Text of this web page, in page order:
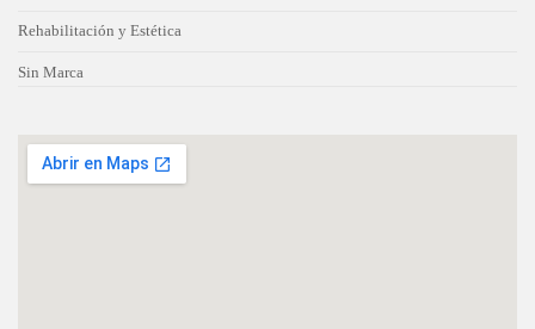
Rehabilitación y Estética
Sin Marca